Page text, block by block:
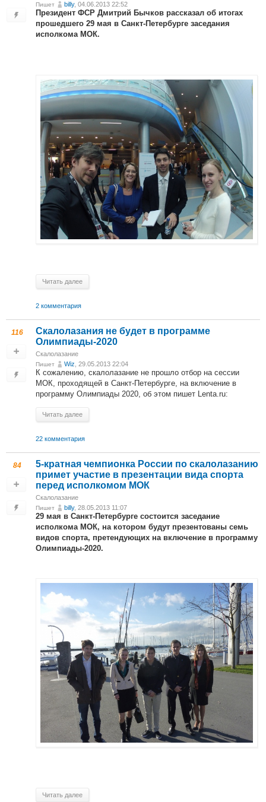
Пишет billy, 04.06.2013 22:52
Президент ФСР Дмитрий Бычков рассказал об итогах
прошедшего 29 мая в Санкт-Петербурге заседания
исполкома МОК.
Читать далее
2 комментария
116
Скалолазания не будет в программе
Олимпиады-2020
Скалолазание
Пишет Wiz , 29.05.2013 22:04
К сожалению, скалолазание не прошло отбор на сессии
МОК, проходящей в Санкт-Петербурге, на включение в
программу Олимпиады 2020, об этом пишет Lenta.ru:
Читать далее
22 комментария
84
5-кратная чемпионка России по скалолазанию
примет участие в презентации вида спорта
перед исполкомом МОК
Скалолазание
Пишет billy, 28.05.2013 11:07
29 мая в Санкт-Петербурге состоится заседание
исполкома МОК, на котором будут презентованы семь
видов спорта, претендующих на включение в программу
Олимпиады-2020.
Читать далее